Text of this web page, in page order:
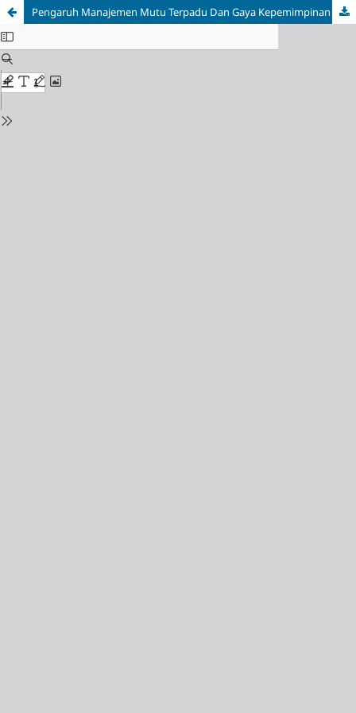
Pengaruh Manajemen Mutu Terpadu Dan Gaya Kepemimpinan Terhadap Kinerja Keuangan Perbankan Syariah Di Kota Ambon